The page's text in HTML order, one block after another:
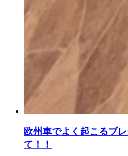
欧州車でよく起こるブ
て！！